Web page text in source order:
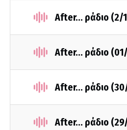
After... ράδιο (2/
After... ράδιο
After... ράδιο
After... ράδιο